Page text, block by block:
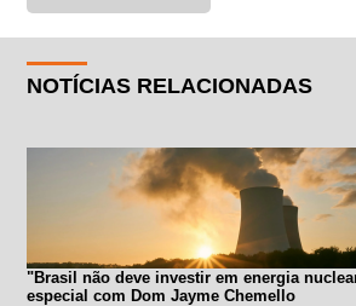
NOTÍCIAS RELACIONADAS
"Brasil não deve investir em energia
especial com Dom Jayme Chemello